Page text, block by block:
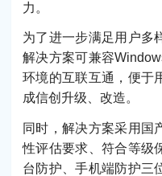
力。
为了进一步满足用户多
解决方案可兼容
环境的互联互通，便于
成信创升级、改造。
同时，解决方案采用国
性评估要求、符合等级
台防护、手机端防护三